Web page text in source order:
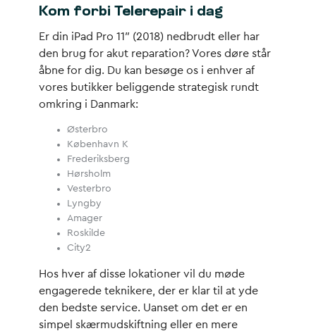
Kom forbi Telerepair i dag
Er din iPad Pro 11″ (2018) nedbrudt eller har
den brug for akut reparation? Vores døre står
åbne for dig. Du kan besøge os i enhver af
vores butikker beliggende strategisk rundt
omkring i Danmark:
Østerbro
København K
Frederiksberg
Hørsholm
Vesterbro
Lyngby
Amager
Roskilde
City2
Hos hver af disse lokationer vil du møde
engagerede teknikere, der er klar til at yde
den bedste service. Uanset om det er en
simpel skærmudskiftning eller en mere